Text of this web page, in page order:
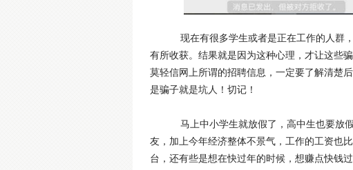
现在有很多学生或者是正在工作的人群
有所收获。结果就是因为这种心理，才让这些
莫轻信网上所谓的招聘信息，一定要了解清楚
是骗子就是坑人！切记！
马上中小学生就放假了，高中生也要放
友，加上今年经济整体不景气，工作的工资也
台，还有些是想在快过年的时候，想赚点快钱